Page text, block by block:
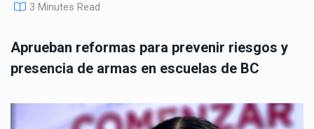
3 Minutes Read
Aprueban reformas para prevenir riesgos y
presencia de armas en escuelas de BC